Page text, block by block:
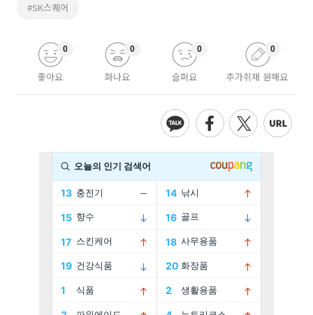
#SK스퀘어
좋아요
0
화나요
0
슬퍼요
0
추가취재 원해요
0